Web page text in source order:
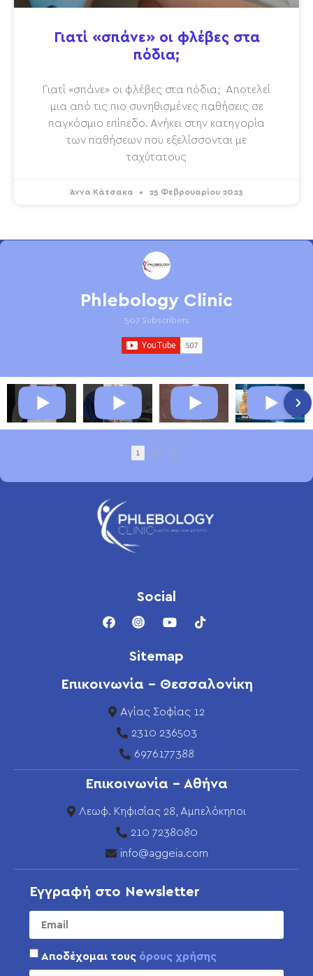
Γιατί «σπάνε» οι φλέβες στα
πόδια;
Γιατί «σπάνε» οι φλέβες στα πόδια; Αποτελεί
μια από τις πιο συνηθισμένες παθήσεις σε
παγκόσμιο επίπεδο. Ανήκει στην κατηγορία
των παθήσεων που εξελίσσονται με
ταχύτατους
Άννα Κάτσακα 25 Φεβρουαρίου 2023
Phlebology Clinic
507 Subscribers
1 2
Social
Sitemap
Επικοινωνία - Θεσσαλονίκη
Αγίας Σοφίας 12
2310 236503
6976177388
Επικοινωνία - Αθήνα
Λεωφ. Κηφισίας 28, Αμπελόκηποι
210 7238080
info@aggeia.com
Εγγραφή στο Newsletter
Αποδέχομαι τους όρους χρήσης